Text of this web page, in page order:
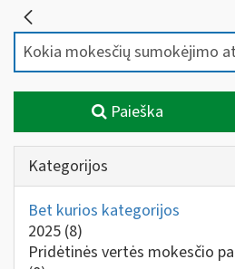
Paieška
Kategorijos
Bet kurios kategorijos
2025 (8)
Pridėtinės vertės mokesčio